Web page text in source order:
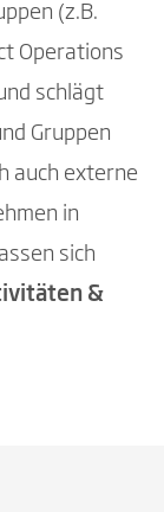
(z.B.
Operations
schlägt
Gruppen
auch externe
in
sich
&